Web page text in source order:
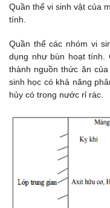
Quần thể vi sinh vật của
tính.
Quần thể các nhóm vi
dụng như bùn hoạt tính.
thành nguồn thức ăn
sinh học có khả năng
hủy có trong nước rỉ rác.